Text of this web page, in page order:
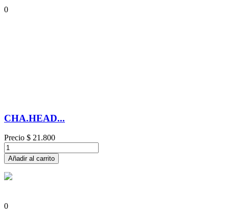
0
CHA.HEAD...
Precio $ 21.800
Añadir al carrito
0